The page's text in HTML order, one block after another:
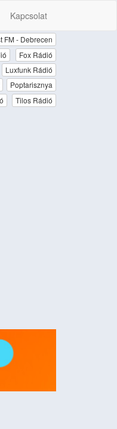
Kapcsolat
FM - Debrecen
Fox Rádió
Luxfunk Rádió
Poptarisznya
Tilos Rádió